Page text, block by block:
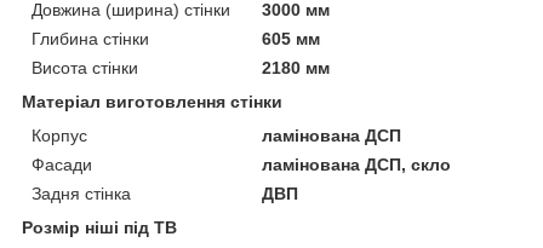
Довжина (ширина) стінки
3000 мм
Глибина стінки
605 мм
Висота стінки
2180 мм
Матеріал виготовлення стінки
Корпус
ламінована ДСП
Фасади
ламінована ДСП, скло
Задня стінка
ДВП
Розмір ніші під ТВ